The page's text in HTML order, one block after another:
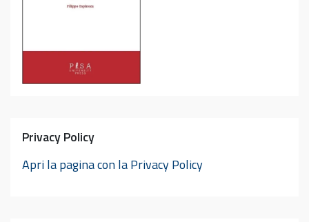
Privacy Policy
Apri la pagina con la Privacy Policy